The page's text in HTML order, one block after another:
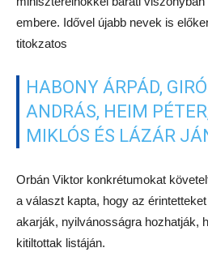
embere. Idővel újabb nevek is
titokzatos
HABONY ÁRPÁD,
ANDRÁS, HEIM
MIKLÓS ÉS LÁZÁR
Orbán Viktor konkrétumokat
a választ kapta, hogy az
akarják, nyilvánosságra hozhatják,
kitiltottak listáján.